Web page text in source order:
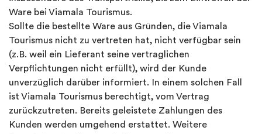
Ware bei Viamala Tourismus.
Sollte die bestellte Ware aus Gründen, die Viamala
Tourismus nicht zu vertreten hat, nicht verfügbar sein
(z.B. weil ein Lieferant seine vertraglichen
Verpflichtungen nicht erfüllt), wird der Kunde
unverzüglich darüber informiert. In einem solchen Fall
ist Viamala Tourismus berechtigt, vom Vertrag
zurückzutreten. Bereits geleistete Zahlungen des
Kunden werden umgehend erstattet. Weitere